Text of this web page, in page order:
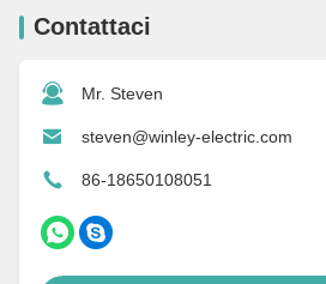
Contattaci
Mr. Steven
steven@winley-electric.com
86-18650108051